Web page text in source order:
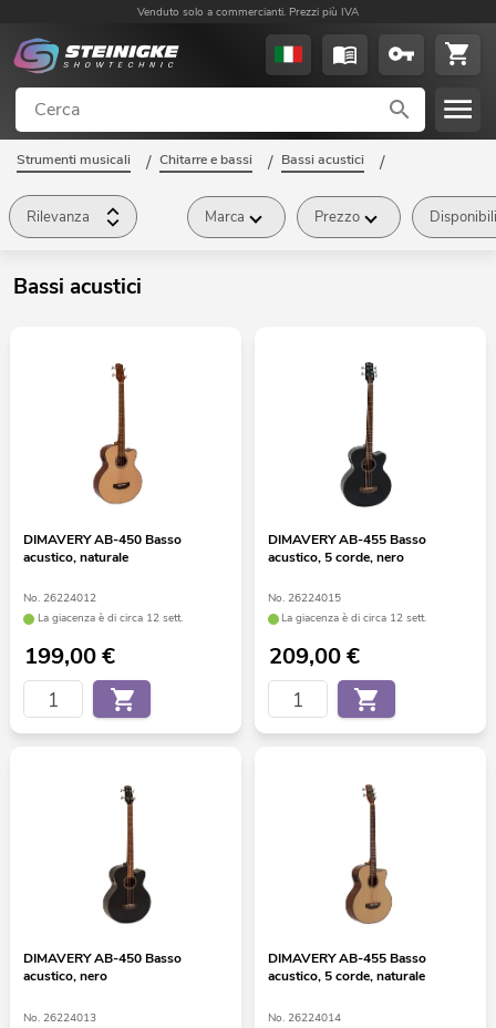
Venduto solo a commercianti. Prezzi più IVA
Strumenti musicali / Chitarre e bassi / Bassi acustici /
Rilevanza Marca Prezzo
Bassi acustici
DIMAVERY AB-450 Basso
acustico, naturale
No. 26224012
La giacenza è di circa 12 sett.
199,00€
DIMAVERY AB-455 Basso
acustico, 5 corde, nero
No. 26224015
La giacenza è di circa 12 sett.
209,00€
DIMAVERY AB-450 Basso
acustico, nero
No. 26224013
DIMAVERY AB-455 Basso
acustico, 5 corde, naturale
No. 26224014